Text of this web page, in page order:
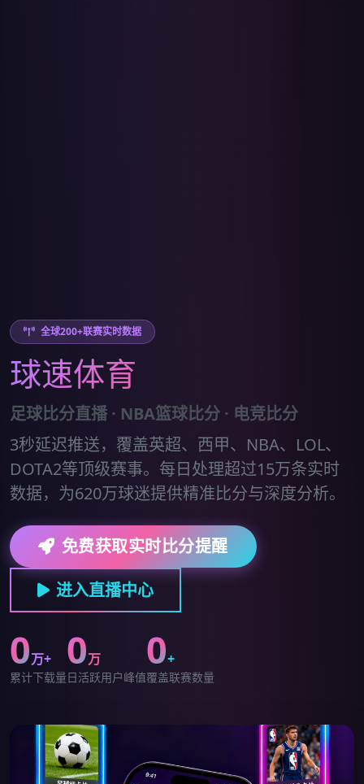
全球200+联赛实时数据
球速体育
足球比分直播 · NBA篮球比分 · 电竞比分
3秒延迟推送，覆盖英超、西甲、NBA、LOL、
DOTA2等顶级赛事。每日处理超过15万条实时
数据，为620万球迷提供精准比分与深度分析。
免费获取实时比分提醒
进入直播中心
0万+
累计下载量
0万
日活跃用户峰值
0+
覆盖联赛数量